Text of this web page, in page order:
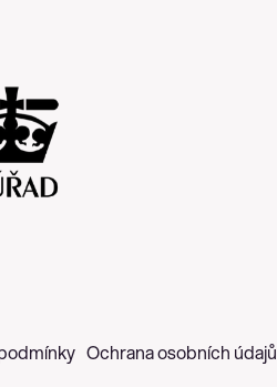
Ochrana osobních údajů